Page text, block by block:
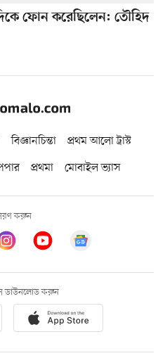
ফোন করেছিলেন: তৌহিদ
বিজ্ঞানচিন্তা
প্রথম আলো ট্রাস্ট
প্রথমা মোবাইল ভ্যাস
করুন
ডাউনলোড করুন